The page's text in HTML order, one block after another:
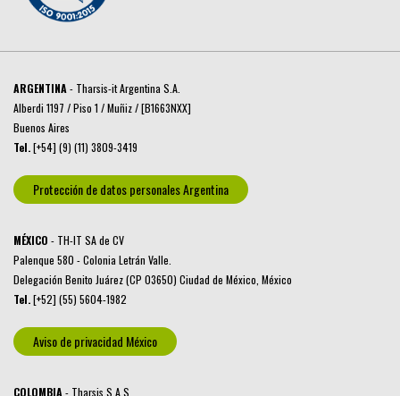
ARGENTINA - Tharsis-it Argentina S.A.
Alberdi 1197 / Piso 1 / Muñiz / [B1663NXX]
Buenos Aires
Tel.[+54] (9) (11) 3809-3419
Protección de datos personales Argentina
MÉXICO - TH-IT SA de CV
Palenque 580 - Colonia Letrán Valle.
Delegación Benito Juárez (CP 03650) Ciudad de México, México
Tel.[+52] (55) 5604-1982
Aviso de privacidad México
COLOMBIA - Tharsis S.A.S